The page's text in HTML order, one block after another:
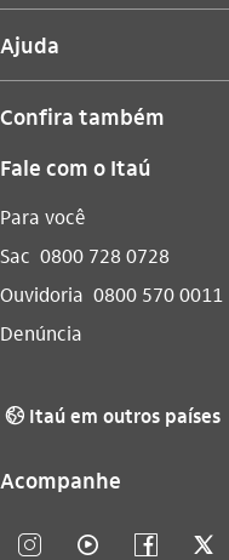
Ajuda
Confira também
Fale com o Itaú
Para você
Sac 0800 728 0728
Ouvidoria 0800 570 0011
Denúncia
globo_outline Itaú em outros países
Acompanhe
instagram_outline video_outline facebook_outline twitter_outline